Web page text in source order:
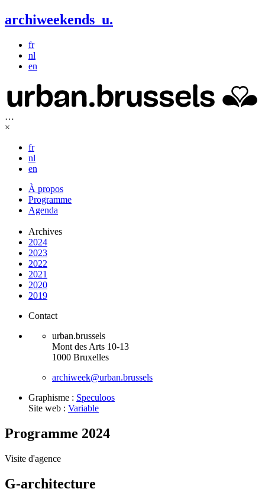
archiweekends u.
fr
nl
en
…
×
fr
nl
en
À propos
Programme
Agenda
Archives
2024
2023
2022
2021
2020
2019
Contact
urban.brussels
Mont des Arts 10-13
1000 Bruxelles
archiweek@urban.brussels
Graphisme : Speculoos
Site web : Variable
Programme 2024
Visite d'agence
G-architecture